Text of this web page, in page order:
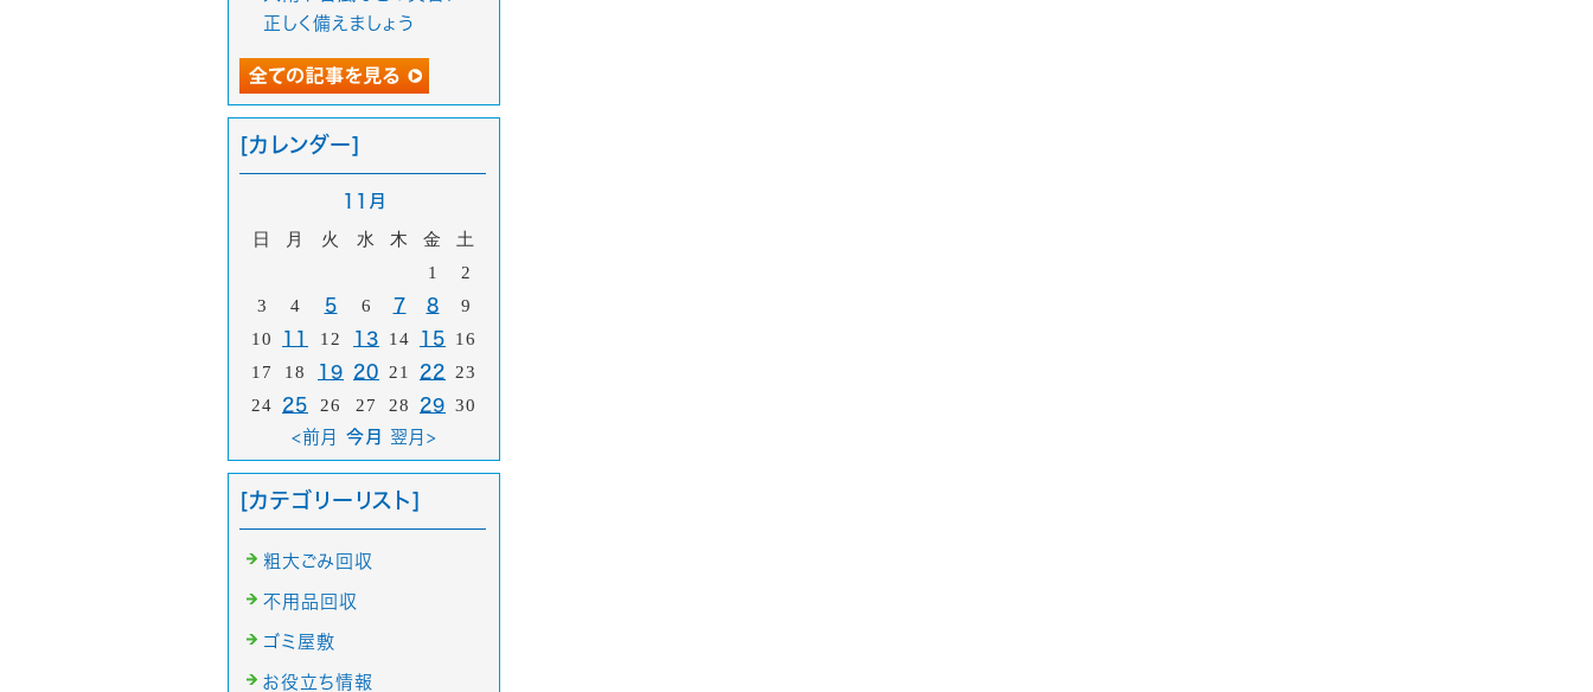
正しく備えましょう
[カレンダー]
11月
日 月 火 水 木 金
土
1
2
3
4 5 6 7 8
9
10
11 12 13 14 15
16
17
18 19 20 21 22
23
24
25 26 27 28 29 30
<前月 今月 翌月>
[カテゴリーリスト]
粗大ごみ回収
不用品回収
ゴミ屋敷
お役立ち情報